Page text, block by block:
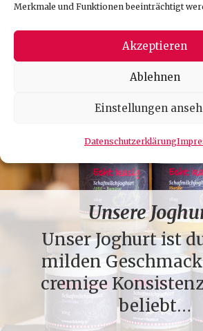
Merkmale und Funktionen beeinträchtigt
Akzeptieren
Ablehnen
Einstellungen
Datenschutzerklärung
Direkt bei uns am
Unsere
Unser Joghurt ist
milden
cremige
beliebt…